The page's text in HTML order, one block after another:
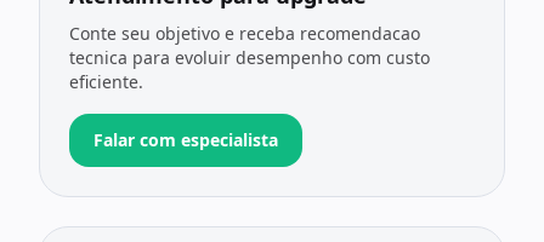
Conte seu objetivo e receba recomendacao
tecnica para evoluir desempenho com custo
eficiente.
Falar com especialista